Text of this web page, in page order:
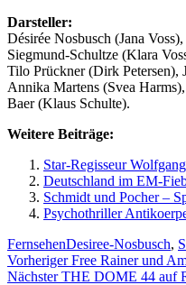
Darsteller:
Désirée Nosbusch (Jana
Siegmund-Schultze (Klara
Tilo Prückner (Dirk Petersen),
Annika Martens (Svea
Baer (Klaus Schulte).
Weitere Beiträge:
Star-Regisseur
Deutschland im EM-
Schmidt und Pocher –
Psychothriller
Kategorien
FernsehenSchlagwörter
Desiree-Nosbusch,
Beitragsnavigation
VorherigerVorheriger
Beitrag:
Free Rainer und
NächsterNächster
THE DOME 44 auf